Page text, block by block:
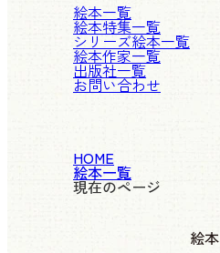
絵本一覧
絵本特集一覧
シリーズ絵本一覧
絵本作家一覧
出版社一覧
お問い合わせ
HOME
絵本一覧
現在のページ
絵本